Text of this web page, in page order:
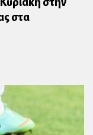
στην
στα